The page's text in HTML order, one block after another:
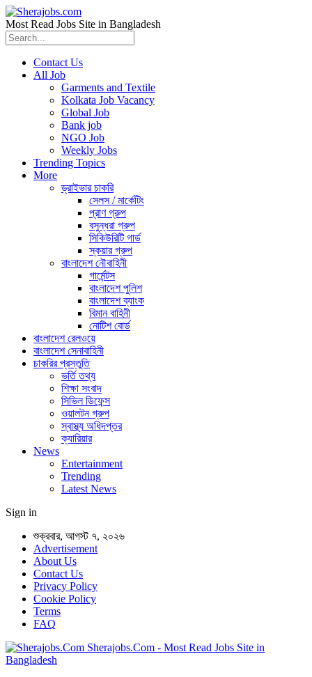
Most Read Jobs Site in Bangladesh
Contact Us
All Job
Garments and Textile
Kolkata Job Vacancy
Global Job
Bank job
NGO Job
Weekly Jobs
Trending Topics
More
ড্রাইভার চাকরি
সেলস / মার্কেটিং
প্রাণ গ্রুপ
বসুন্ধরা গ্রুপ
সিকিউরিটি গার্ড
স্কয়ার গ্রুপ
বাংলাদেশ নৌবাহিনী
গার্মেন্টস
বাংলাদেশ পুলিশ
বাংলাদেশ ব্যাংক
বিমান বাহিনী
নোটিশ বোর্ড
বাংলাদেশ রেলওয়ে
বাংলাদেশ সেনাবাহিনী
চাকরির প্রস্তুতি
ভর্তি তথ্য
শিক্ষা সংবাদ
সিভিল ডিফেন্স
ওয়ালটন গ্রুপ
স্বাস্থ্য অধিদপ্তর
ক্যারিয়ার
News
Entertainment
Trending
Latest News
Sign in
শুক্রবার, আগস্ট ৭, ২০২৬
Advertisement
About Us
Contact Us
Privacy Policy
Cookie Policy
Terms
FAQ
Sherajobs.Com - Most Read Jobs Site in
Bangladesh